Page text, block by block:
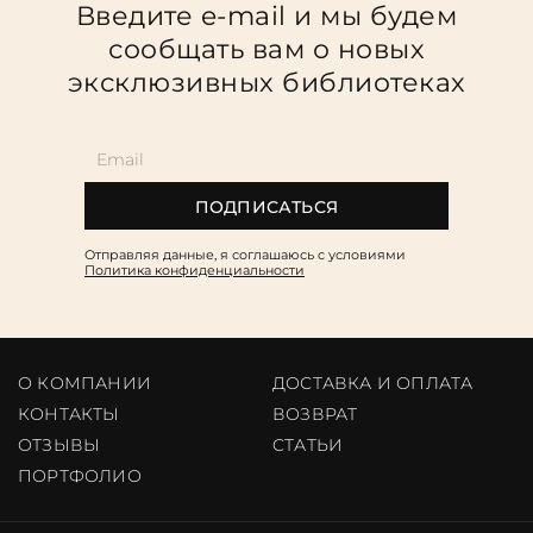
Введите e-mail и мы будем
сообщать вам о новых
эксклюзивных библиотеках
ПОДПИСАТЬСЯ
Отправляя данные, я соглашаюсь c условиями
Политика конфиденциальности
О КОМПАНИИ
ДОСТАВКА И ОПЛАТА
КОНТАКТЫ
ВОЗВРАТ
ОТЗЫВЫ
CТАТЬИ
ПОРТФОЛИО